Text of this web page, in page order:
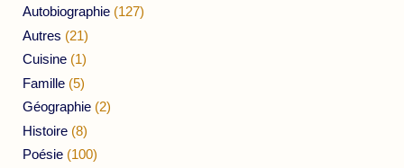
Autobiographie (127)
Autres (21)
Cuisine (1)
Famille (5)
Géographie (2)
Histoire (8)
Poésie (100)